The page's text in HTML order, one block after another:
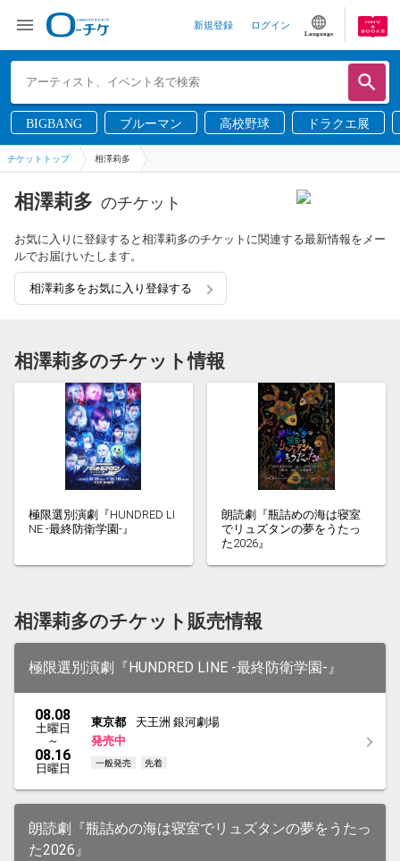
新規登録 ログイン
Language
BIGBANG ブルーマン 高校野球 ドラクエ展
チケットトップ 相澤莉多
相澤莉多 のチケット
お気に入りに登録すると相澤莉多のチケットに関連する最新情報をメー
ルでお届けいたします。
相澤莉多をお気に入り登録する
相澤莉多のチケット情報
極限選別演劇『HUNDRED LI
NE -最終防衛学園-』
朗読劇『瓶詰めの海は寝室
でリュズタンの夢をうたっ
た2026』
相澤莉多のチケット販売情報
極限選別演劇『HUNDRED LINE -最終防衛学園-』
08.08
土曜日
～
08.16
日曜日
東京都
天王洲 銀河劇場
発売中
一般発売 先着
朗読劇『瓶詰めの海は寝室でリュズタンの夢をうたっ
た2026』